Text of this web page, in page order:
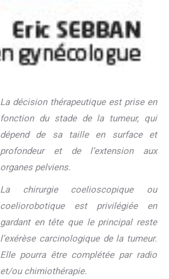
La décision thérapeutique est prise en
fonction du stade de la tumeur, qui
dépend de sa taille en surface et
profondeur et de l’extension aux
organes pelviens.
La chirurgie coelioscopique ou
coeliorobotique est privilégiée en
gardant en tête que le principal reste
l’exérèse carcinologique de la tumeur.
Elle pourra être complétée par radio
et/ou chimiothérapie.